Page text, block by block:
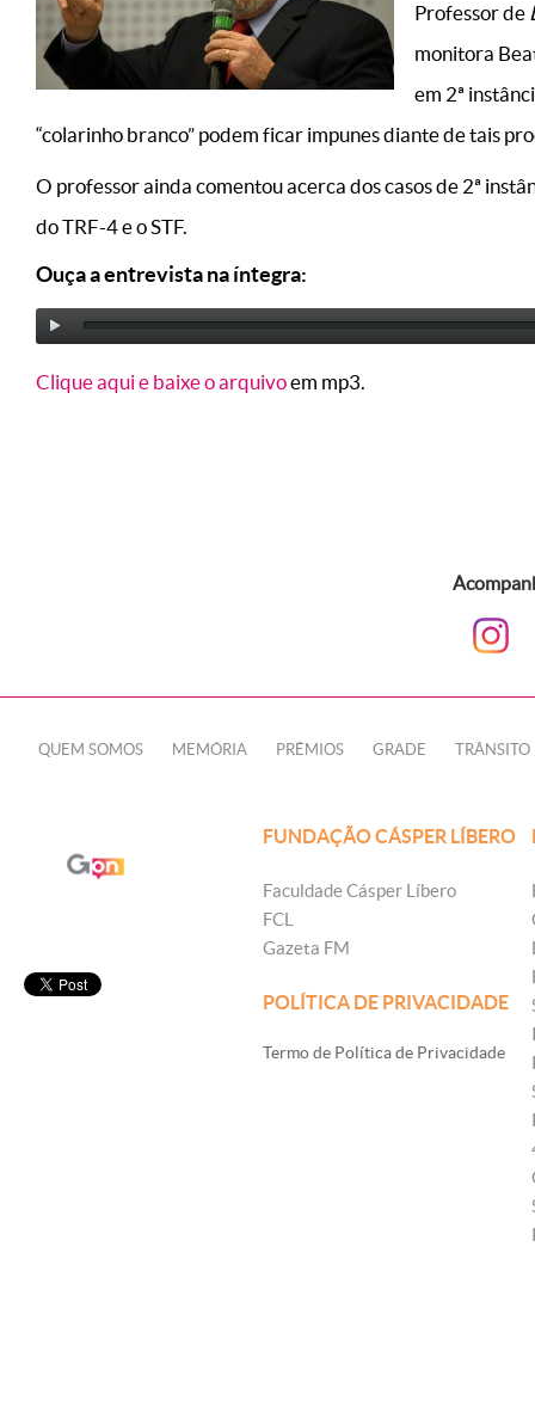
Professor de
monitora
em 2ª
“colarinho branco” podem ficar impunes diante de tais
O professor ainda comentou acerca dos casos de 2ª
do TRF-4 e o STF.
Ouça a entrevista na íntegra:
Clique aqui e baixe o arquivoem mp3.
QUEM SOMOS MEMÓRIA PRÊMIOS GRADE TRÂNSITO
FUNDAÇÃO CÁSPER LÍBERO
Faculdade Cásper Líbero
FCL
Gazeta FM
POLÍTICA DE PRIVACIDADE
Termo de Política de Privacidade